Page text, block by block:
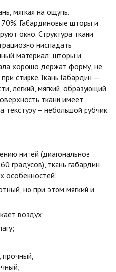
мягкая на ощупь.
Габардиновые шторы и
окно. Структура ткани
ниспадать
материал: шторы и
хорошо держат форму, не
стирке.Ткань Габардин —
легкий, мягкий, образующий
ткани имеет
текстуру – небольшой рубчик.
нитей (диагональное
градусов), ткань габардин
особенностей:
но при этом мягкий и
воздух;
прочный,